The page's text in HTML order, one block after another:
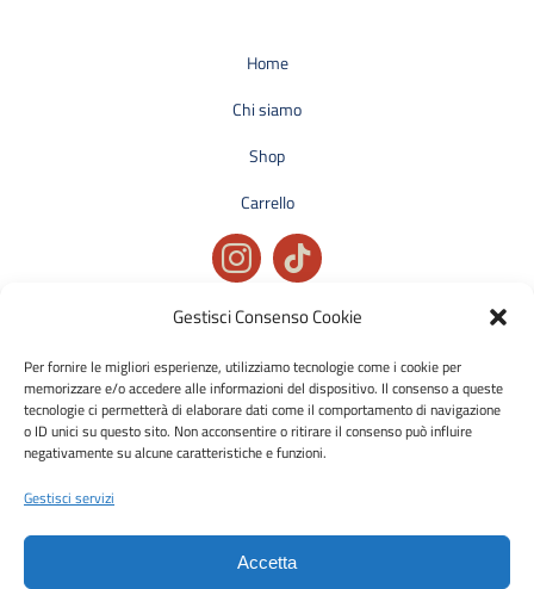
Gestisci Consenso Cookie
Per fornire le migliori esperienze, utilizziamo tecnologie come i cookie per
memorizzare e/o accedere alle informazioni del dispositivo. Il consenso a queste
tecnologie ci permetterà di elaborare dati come il comportamento di navigazione
o ID unici su questo sito. Non acconsentire o ritirare il consenso può influire
negativamente su alcune caratteristiche e funzioni.
Gestisci servizi
Accetta
Home
Chi siamo
Shop
Carrello
Privacy policy
Condizioni generali di vendita
Cookie policy
Metodi di pagamento accettati: